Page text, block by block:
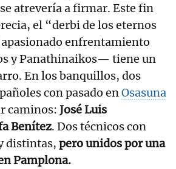
atrevería a firmar. Este fin
el “derbi de los eternos
enfrentamiento
y Panathinaikos— tiene un
En los banquillos, dos
con pasado enOsasuna
caminos: José Luis
Benítez. Dos técnicos con
distintas, pero unidos por una
Pamplona.